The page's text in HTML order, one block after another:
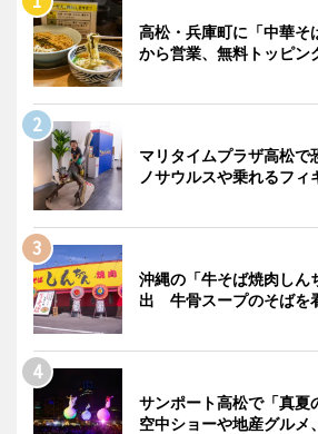
高松・兵庫町に「中華
から営業、無料トッピン
マリタイムプラザ高松
ノサウルスや乗れるフィ
沖縄の「牛そば焼肉しん
出 牛骨スープのそばを
サンポート高松で「真
空中ショーや地産グルメ